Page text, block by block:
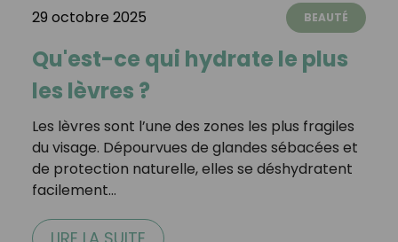
29 octobre 2025 BEAUTÉ
Qu'est-ce qui hydrate le plus
les lèvres ?
Les lèvres sont l’une des zones les plus fragiles
du visage. Dépourvues de glandes sébacées et
de protection naturelle, elles se déshydratent
facilement…